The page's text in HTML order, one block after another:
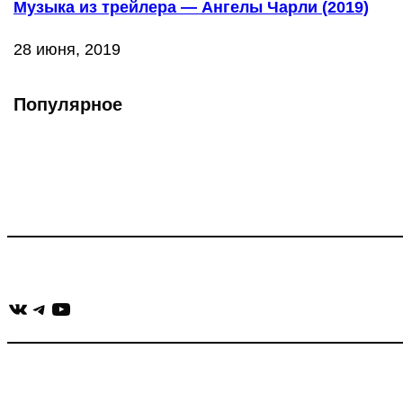
Музыка из трейлера — Ангелы Чарли (2019)
28 июня, 2019
Популярное
ВКонтакте
Telegram
YouTube